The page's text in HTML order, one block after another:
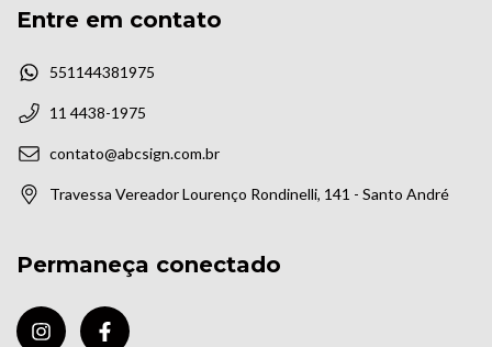
Entre em contato
551144381975
11 4438-1975
contato@abcsign.com.br
Travessa Vereador Lourenço Rondinelli, 141 - Santo André
Permaneça conectado